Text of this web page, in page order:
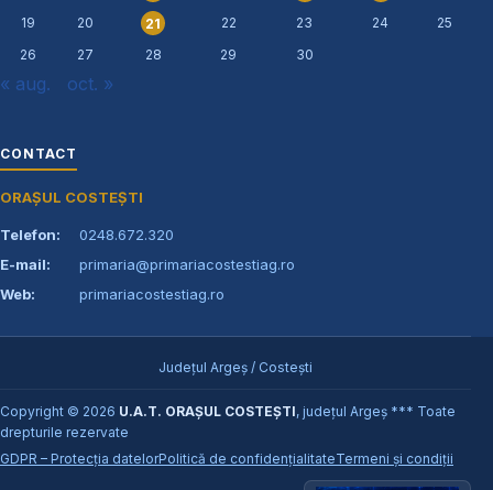
19
20 21 22 23 24
25
26
27 28 29 30
« aug. oct. »
CONTACT
ORAȘUL COSTEȘTI
Telefon:
0248.672.320
E-mail:
primaria@primariacostestiag.ro
Web:
primariacostestiag.ro
Județul Argeș / Costești
Copyright © 2026 U.A.T. ORAȘUL COSTEȘTI, județul Argeș *** Toate
drepturile rezervate
GDPR – Protecția datelorPolitică de confidențialitateTermeni și condiții